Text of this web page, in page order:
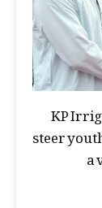
KP
steer
a